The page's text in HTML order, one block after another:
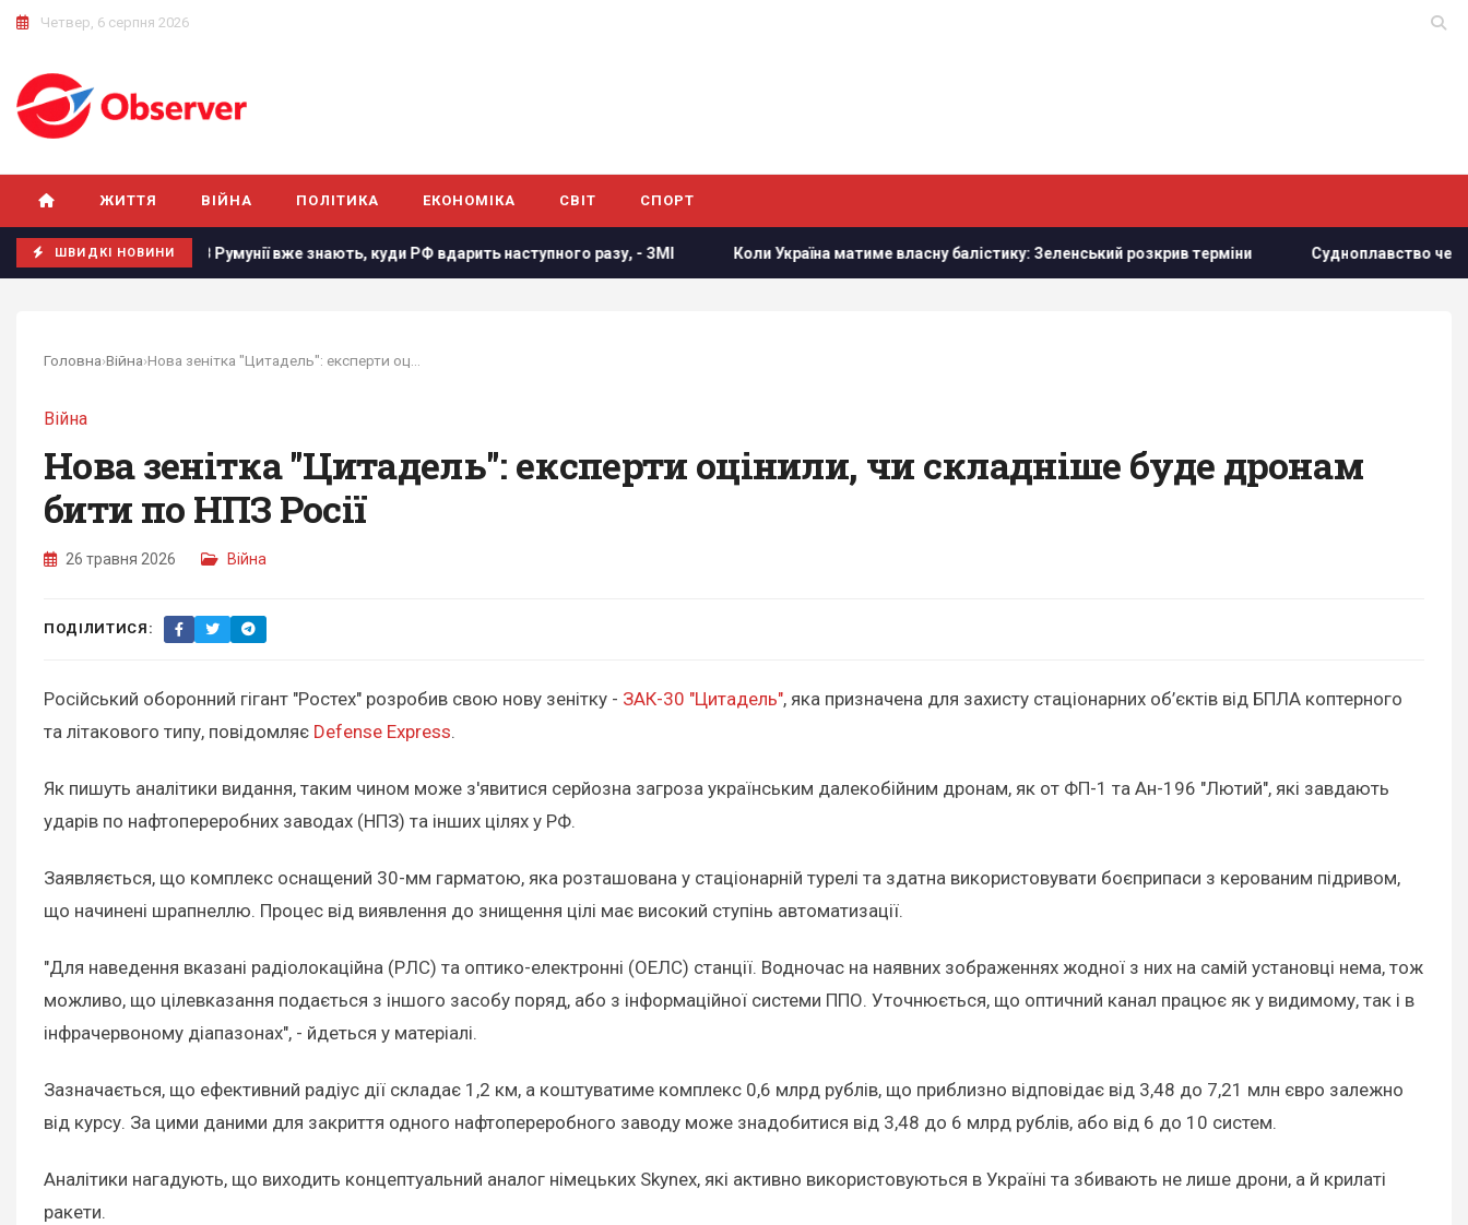
Четвер, 6 серпня 2026
ЖИТТЯ ВІЙНА ПОЛІТИКА ЕКОНОМІКА СВІТ СПОРТ
ШВИДКІ НОВИНИВ Румунії вже знають, куди РФ вдарить наступного разу, - ЗМІ Коли Україна матиме власну балістику: Зеленський розкрив терміни Судноплавство через Баб-
Головна›Війна›
Війна
Нова зенітка "Цитадель": експерти оцінили, чи складніше буде дронам
бити по НПЗ Росії
26 травня 2026 Війна
ПОДІЛИТИСЯ:
Російський оборонний гігант "Ростех" розробив свою нову зенітку - ЗАК-30 "Цитадель", яка призначена для захисту стаціонарних об’єктів від БПЛА коптерного
та літакового типу, повідомляє Defense Express.
Як пишуть аналітики видання, таким чином може з'явитися серйозна загроза українським далекобійним дронам, як от ФП-1 та Ан-196 "Лютий", які завдають
ударів по нафтопереробних заводах (НПЗ) та інших цілях у РФ.
Заявляється, що комплекс оснащений 30-мм гарматою, яка розташована у стаціонарній турелі та здатна використовувати боєприпаси з керованим підривом,
що начинені шрапнеллю. Процес від виявлення до знищення цілі має високий ступінь автоматизації.
"Для наведення вказані радіолокаційна (РЛС) та оптико-електронні (ОЕЛС) станції. Водночас на наявних зображеннях жодної з них на самій установці нема, тож
можливо, що цілевказання подається з іншого засобу поряд, або з інформаційної системи ППО. Уточнюється, що оптичний канал працює як у видимому, так і в
інфрачервоному діапазонах", - йдеться у матеріалі.
Зазначається, що ефективний радіус дії складає 1,2 км, а коштуватиме комплекс 0,6 млрд рублів, що приблизно відповідає від 3,48 до 7,21 млн євро залежно
від курсу. За цими даними для закриття одного нафтопереробного заводу може знадобитися від 3,48 до 6 млрд рублів, або від 6 до 10 систем.
Аналітики нагадують, що виходить концептуальний аналог німецьких Skynex, які активно використовуються в Україні та збивають не лише дрони, а й крилаті
ракети.